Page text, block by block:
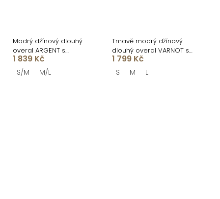
Modrý džínový dlouhý
overal ARGENT s
dlouhým rukávem
1 839 Kč
S/M M/L
Tmavě modrý džínový
dlouhý overal VARNOT s
dlouhým rukávem
1 799 Kč
S M L